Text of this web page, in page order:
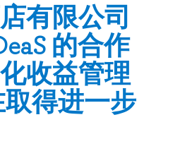
有限公司
的合作
收益管理
得进一步